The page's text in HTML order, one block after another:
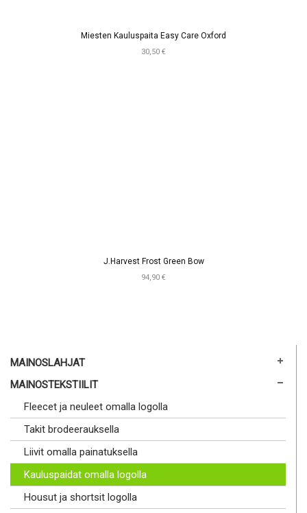
Miesten Kauluspaita Easy Care Oxford
30,50 €
J.Harvest Frost Green Bow
94,90 €
MAINOSLAHJAT
MAINOSTEKSTIILIT
Fleecet ja neuleet omalla logolla
Takit brodeerauksella
Liivit omalla painatuksella
Kauluspaidat omalla logolla
Housut ja shortsit logolla